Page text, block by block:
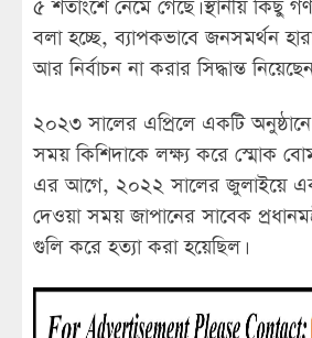
৫ শতাংশে নেমে গেছে। স্থানীয় কিছু
বলা হচ্ছে, ব্যাপকভাবে জনসমর্থন
আর নির্বাচন না করার সিদ্ধান্ত
২০২৩ সালের এপ্রিলে একটি
সময় কিশিদাকে লক্ষ্য করে স্মোক
এর আগে, ২০২২ সালের জুলাইয়ে
দেওয়া সময় জাপানের সাবেক
গুলি করে হত্যা করা হয়েছিল।